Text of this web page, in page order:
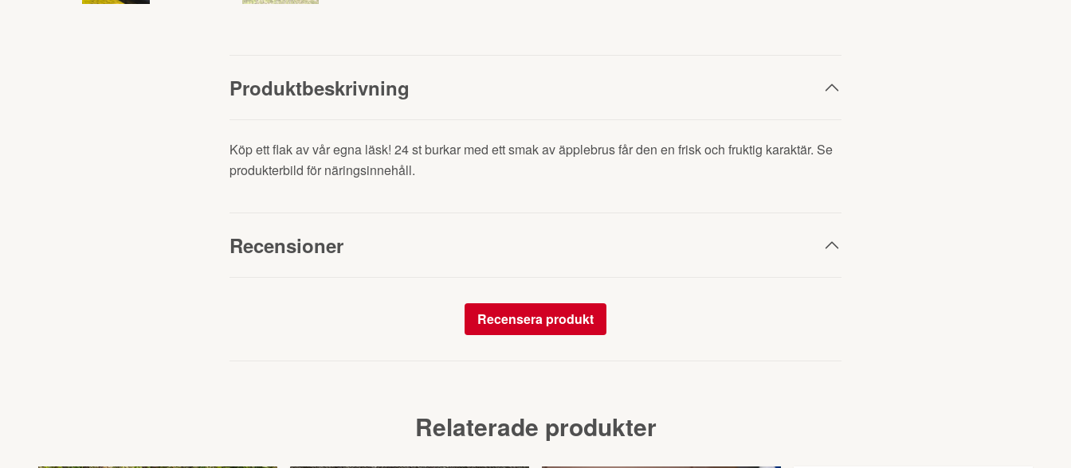
Produktbeskrivning
Köp ett flak av vår egna läsk! 24 st burkar med ett smak av äpplebrus får den en frisk och fruktig karaktär. Se
produkterbild för näringsinnehåll.
Recensioner
Recensera produkt
Relaterade produkter